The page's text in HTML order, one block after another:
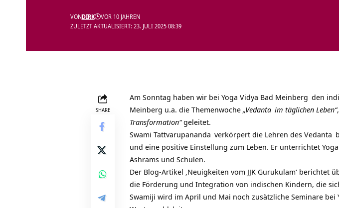
ZULETZT AKTUALISIERT: 23. JULI 2025 08:39
VONDIRK VOR 10 JAHREN
SHARE
Am Sonntag haben wir bei Yoga Vidya Bad Meinberg den
Meinberg u.a. die Themenwoche „Vedanta im täglichen Leben“
Transformation“geleitet.
Swami Tattvarupananda verkörpert die Lehren des Vedanta
und eine positive Einstellung zum Leben. Er unterrichtet Yoga
Ashrams und Schulen.
Der Blog-Artikel ‚Neuigkeiten vom JJK Gurukulam‘ berichtet
die Förderung und Integration von indischen Kindern, die
Swamiji wird im April und Mai noch zusätzliche Seminare bei